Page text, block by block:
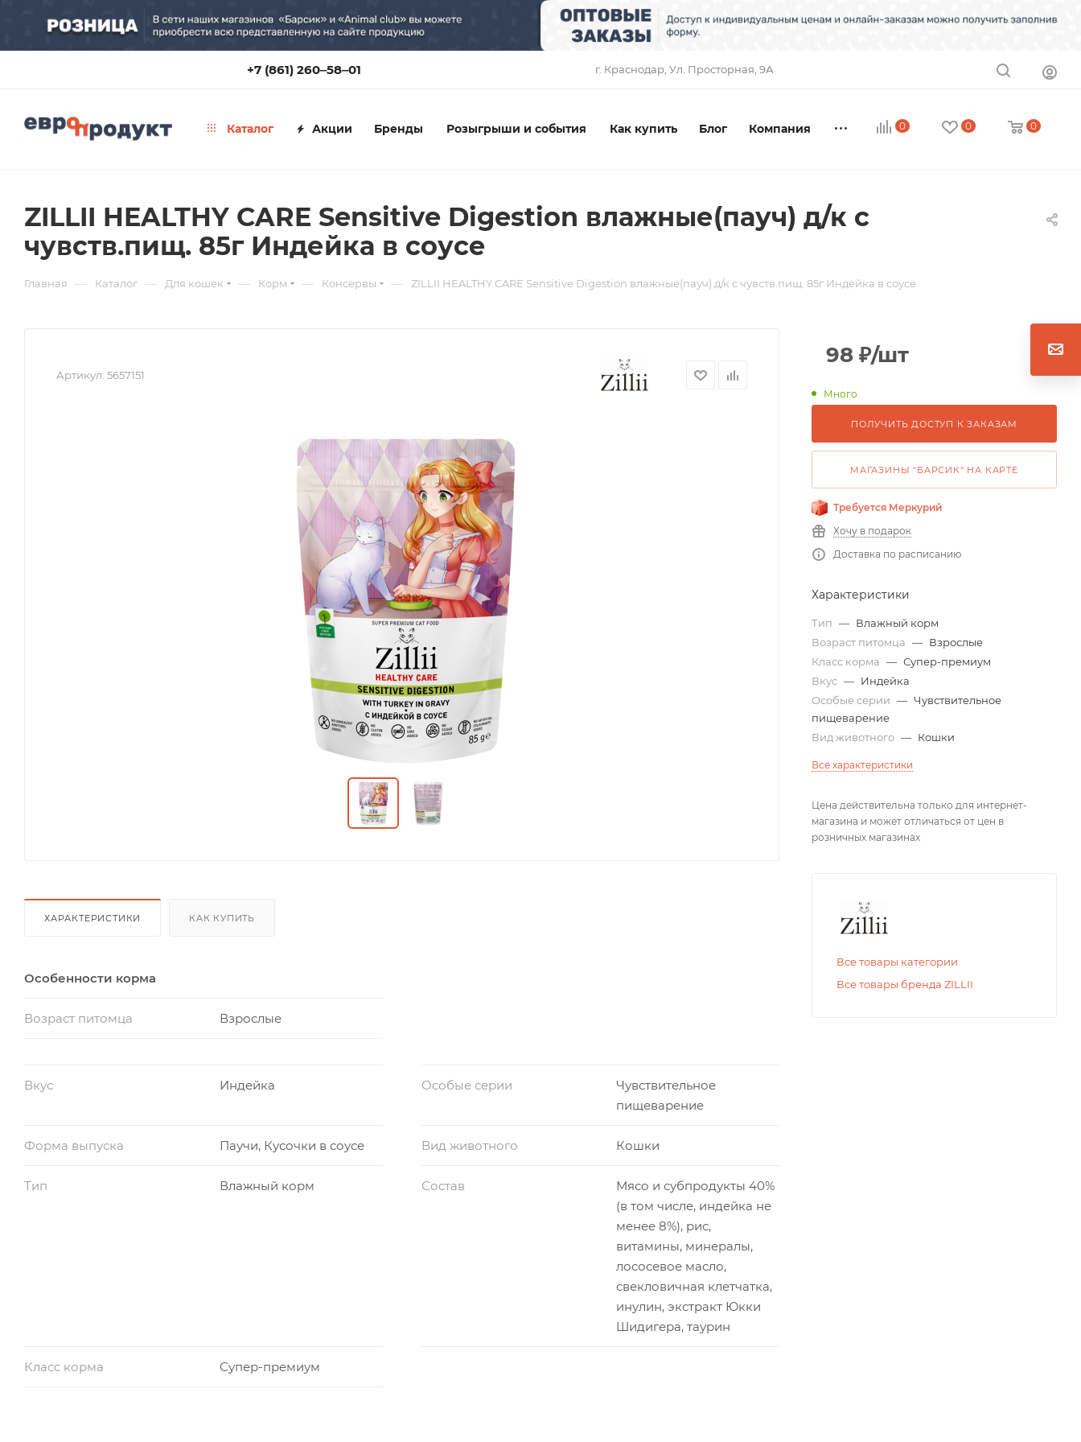
+7 (861) 260‒58‒01 г. Краснодар, ​Ул. Просторная, 9А
0 0 0
Каталог Акции Бренды Розыгрыши и события Как купить Блог Компания
ZILLII HEALTHY CARE Sensitive Digestion влажные(пауч) д/к с
чувств.пищ. 85г Индейка в соусе
Главная — Каталог — Для кошек — Корм — Консервы — ZILLII HEALTHY CARE Sensitive Digestion влажные(пауч) д/к с чувств.пищ. 85г Индейка в соусе
Артикул: 5657151
ХАРАКТЕРИСТИКИ КАК КУПИТЬ
Особенности корма
Возраст питомца Взрослые
Вкус Индейка Особые серии
Чувствительное
пищеварение
Форма выпуска Паучи, Кусочки в соусе Вид животного Кошки
Тип Влажный корм Состав
Мясо и субпродукты 40%
(в том числе, индейка не
менее 8%), рис,
витамины, минералы,
лососевое масло,
свекловичная клетчатка,
инулин, экстракт Юкки
Шидигера, таурин
Класс корма Супер-премиум
98 ₽/шт
Много
ПОЛУЧИТЬ ДОСТУП К ЗАКАЗАМ
МАГАЗИНЫ "БАРСИК" НА КАРТЕ
Требуется Меркурий
Хочу в подарок
Доставка по расписанию
Характеристики
Тип — Влажный корм
Возраст питомца — Взрослые
Класс корма — Супер-премиум
Вкус — Индейка
Особые серии — Чувствительное
пищеварение
Вид животного — Кошки
Все характеристики
Цена действительна только для интернет-
магазина и может отличаться от цен в
розничных магазинах
Все товары категории
Все товары бренда ZILLII